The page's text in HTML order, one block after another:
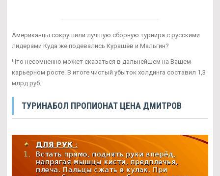
Американцы сокрушили лучшую сборную турнира с русскими
лидерами Куда же подевались Курашёв и Мальгин?
Что несомненно может сказаться в дальнейшем на Вашем
карьерном росте. В итоге чистый убыток холдинга составил 1,3
млрд руб.
ТУРИНАБОЛ ПРОПИОНАТ ЦЕНА ДМИТРОВ